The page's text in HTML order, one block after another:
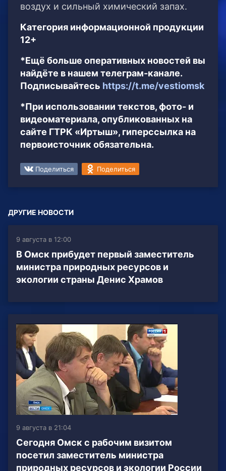
воздух и сильный химический запах.
Категория информационной продукции
12+
*Ещё больше оперативных новостей вы
найдёте в нашем телеграм-канале.
Подписывайтесь https://t.me/vestiomsk
*При использовании текстов, фото- и
видеоматериала, опубликованных на
сайте ГТРК «Иртыш», гиперссылка на
первоисточник обязательна.
Поделиться Поделиться
ДРУГИЕ НОВОСТИ
9 августа в 12:00
В Омск прибудет первый заместитель
министра природных ресурсов и
экологии страны Денис Храмов
9 августа в 21:04
Сегодня Омск с рабочим визитом
посетил заместитель министра
природных ресурсов и экологии России